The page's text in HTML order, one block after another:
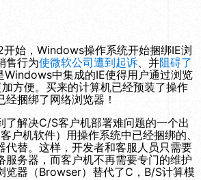
始，Windows操作系统开始捆绑IE浏
售行为使微软公司遭到起诉、并阻碍了
Windows中集成的IE使得用户通过浏览
方便。买来的计算机已经预装了操作
捆绑了网络浏览器！
了解决C/S客户机部署难问题的一个出
机软件）用操作系统中已经捆绑的、
代替。这样，开发者和客服人员只需要
服务器，而客户机不再需要专门的维护
览器（Browser）替代了C，B/S计算模